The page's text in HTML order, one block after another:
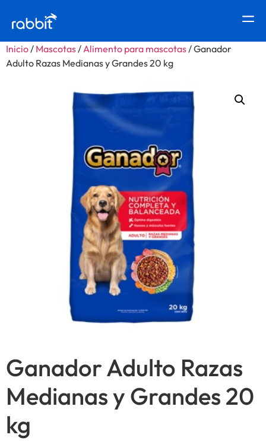
Inicio/ Mascotas/Alimento para mascotas/ Ganador
Adulto Razas Medianas y Grandes 20 kg
Ganador Adulto Razas
Medianas y Grandes 20
kg